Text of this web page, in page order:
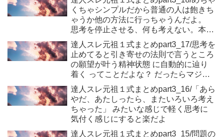
くちゃシンプルだから普通の人は飽きち
ゃうか他の方法に行っちゃうんだよ。
思考を停止させる、何も考えない。本当
にこれだけ。
達人スレ元祖１式まとめpart3_17/思考を
止めてると引き寄せの法則で言うところ
の願望が叶う精神状態 に自動的に辿り
着く ってことだよな？ だったらマジこ
のメソッド以外は何も要らんな
達人スレ元祖１式まとめpart3_16/「あら
やだ、あたしったら、またいろいろ考え
ちゃった」 みたいな感じで軽く思考に
気付く感じにすると楽だよ
達人スレ元祖１式まとめpart3_15/問題の